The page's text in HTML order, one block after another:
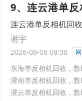
9、连云港单
连云港单反相机回
谢宇
2026-08-06 08:38
东海单反相机回收，
灌南单反相机回收，
灌云单反相机回收，